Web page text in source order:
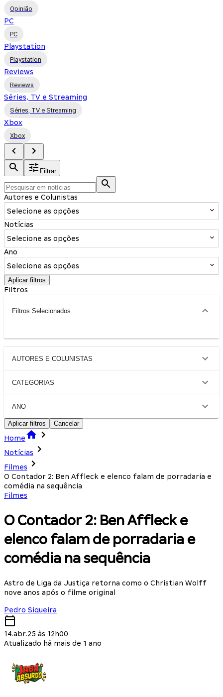
Opinião
PC
PC
Playstation
Playstation
Reviews
Reviews
Séries, TV e Streaming
Séries, TV e Streaming
Xbox
Xbox
Filtrar
Autores e Colunistas
Selecione as opções
Notícias
Selecione as opções
Ano
Selecione as opções
Aplicar filtros
Filtros
Filtros Selecionados
AUTORES E COLUNISTAS
CATEGORIAS
ANO
Aplicar filtros Cancelar
Home
Notícias
Filmes
O Contador 2: Ben Affleck e elenco falam de porradaria e
comédia na sequência
Filmes
O Contador 2: Ben Affleck e
elenco falam de porradaria e
comédia na sequência
Astro de Liga da Justiça retorna como o Christian Wolff
nove anos após o filme original
Pedro Siqueira
14.abr.25 às 12h00
Atualizado há mais de 1 ano